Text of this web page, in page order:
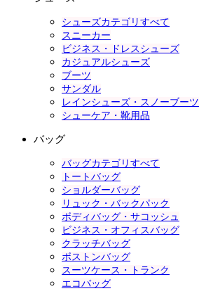
シューズカテゴリすべて
スニーカー
ビジネス・ドレスシューズ
カジュアルシューズ
ブーツ
サンダル
レインシューズ・スノーブーツ
シューケア・靴用品
バッグ
バッグカテゴリすべて
トートバッグ
ショルダーバッグ
リュック・バックパック
ボディバッグ・サコッシュ
ビジネス・オフィスバッグ
クラッチバッグ
ボストンバッグ
スーツケース・トランク
エコバッグ